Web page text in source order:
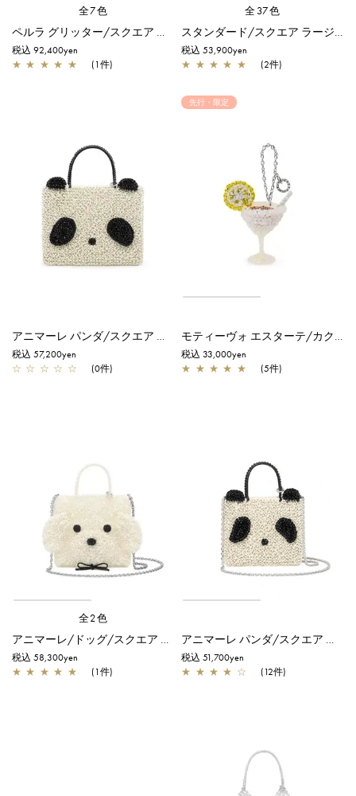
全7色
ペルラ グリッター/スクエア ミディアム/オーロラホワイト
税込 92,400yen
★ ★ ★ ★ ★ (1件)
全37色
スタンダード/スクエア ラージ/ステッラホワイト【オンラインストア先行販売カラー】
税込 53,900yen
★ ★ ★ ★ ★ (2件)
アニマーレ パンダ/スクエア ミディアム/エナメルブラック×マットホワイト
税込 57,200yen
☆ ☆ ☆ ☆ ☆ (0件)
先行・限定
モティーヴォ エスターテ/カクテル/オーロラトラスパレンテ【一部店舗先行販売商品】
税込 33,000yen
★ ★ ★ ★ ★ (5件)
全2色
アニマーレ/ドッグ/スクエア スモール/パールホワイト
税込 58,300yen
★ ★ ★ ★ ★ (1件)
アニマーレ パンダ/スクエア スモール/エナメルブラック×マットホワイト
税込 51,700yen
★ ★ ★ ★ ☆ (12件)